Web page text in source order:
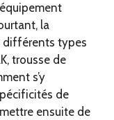
la
différents types
trousse de
s’y
de
ensuite de